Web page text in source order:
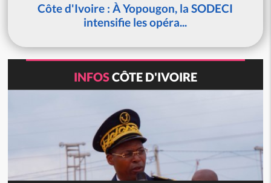
Côte d'Ivoire : À Yopougon, la SODECI
intensifie les opéra...
INFOSCÔTE D'IVOIRE